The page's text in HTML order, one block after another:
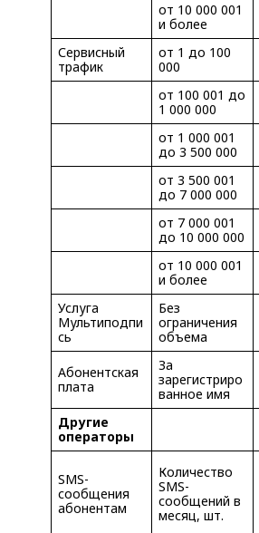
от 10 000 001
и более
Сервисный
трафик
от 1 до 100
000
от 100 001 до
1 000 000
от 1 000 001
до 3 500 000
от 3 500 001
до 7 000 000
от 7 000 001
до 10 000 000
от 10 000 001
и более
Услуга
Мультиподпи
сь
Без
ограничения
объема
Абонентская
плата
За
зарегистриро
ванное имя
Другие
операторы
SMS-
сообщения
абонентам
Количество
SMS-
сообщений в
месяц, шт.